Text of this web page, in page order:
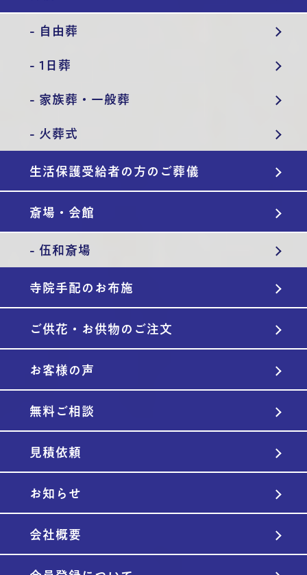
- 自由葬
- 1日葬
- 家族葬・一般葬
- 火葬式
生活保護受給者の方のご葬儀
斎場・会館
- 伍和斎場
寺院手配のお布施
ご供花・お供物のご注文
お客様の声
無料ご相談
見積依頼
お知らせ
会社概要